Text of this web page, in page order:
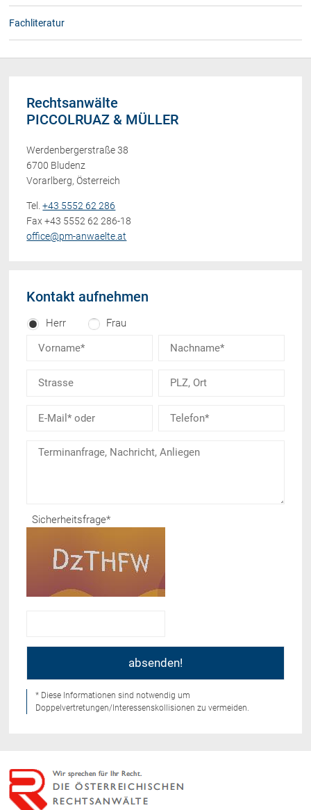
Fachliteratur
Rechtsanwälte
PICCOLRUAZ & MÜLLER
Werdenbergerstraße 38
6700 Bludenz
Vorarlberg, Österreich
Tel.+43 5552 62 286
Fax +43 5552 62 286-18
office@pm-anwaelte.at
Kontakt aufnehmen
Herr Frau
Sicherheitsfrage*
* Diese Informationen sind notwendig um
Doppelvertretungen/Interessenskollisionen zu vermeiden.